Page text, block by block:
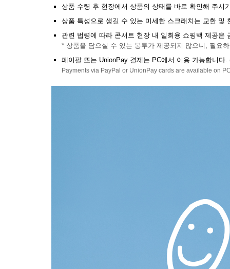
상품 수령 후 현장에서 상품의 상태를 바로 확인해 주시
상품 특성으로 생길 수 있는 미세한 스크래치는 교환 및
관련 법령에 따라 콘서트 현장 내 일회용 쇼핑백 제공은
* 상품을 담으실 수 있는 봉투가 제공되지 않으니, 필요
페이팔 또는 UnionPay 결제는 PC에서 이용 가능합니다
Payments via PayPal or UnionPay cards are available on